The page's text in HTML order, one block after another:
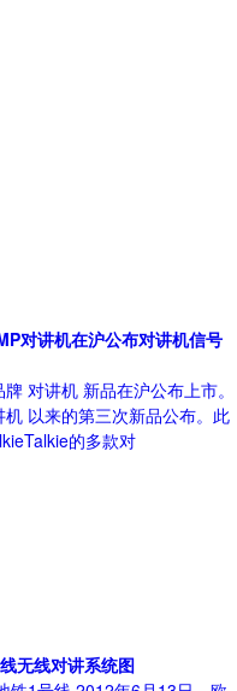
对讲机在沪公布对讲机信号
对讲机 新品在沪公布上市。
以来的第三次新品公布。此
的多款对
无线对讲系统图